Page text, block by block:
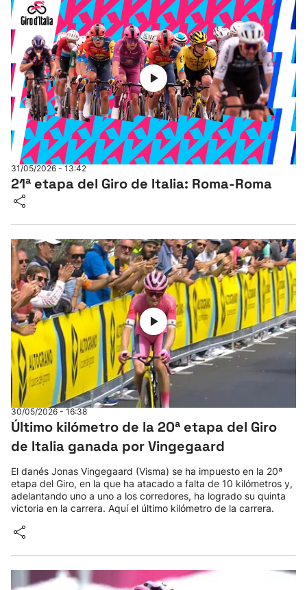
31/05/2026 - 13:42
21ª etapa del Giro de Italia: Roma-Roma
30/05/2026 - 16:38
Último kilómetro de la 20ª etapa del Giro
de Italia ganada por Vingegaard
El danés Jonas Vingegaard (Visma) se ha impuesto en la 20ª
etapa del Giro, en la que ha atacado a falta de 10 kilómetros y,
adelantando uno a uno a los corredores, ha logrado su quinta
victoria en la carrera. Aquí el último kilómetro de la carrera.